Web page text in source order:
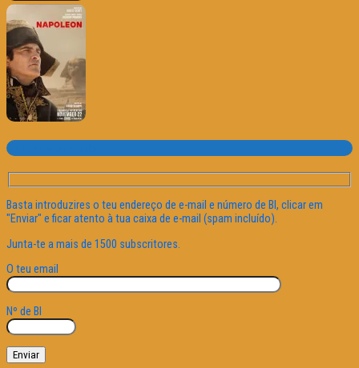
Subscrever o site
Basta introduzires o teu endereço de e-mail e número de BI, clicar em
"Enviar" e ficar atento à tua caixa de e-mail (spam incluído).
Junta-te a mais de 1500 subscritores.
O teu email
Nº de BI